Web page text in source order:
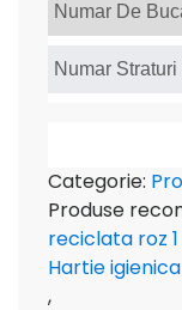
Numar De
Numar Straturi
Categorie:
Produse
reciclata roz
Hartie
,